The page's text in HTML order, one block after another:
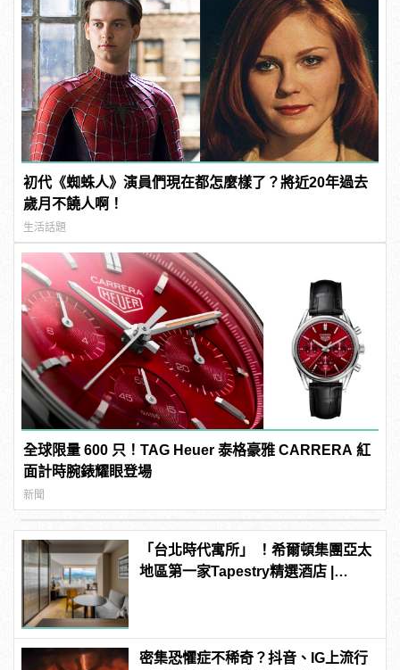
初代《蜘蛛人》演員們現在都怎麼樣了？將近20年過去
歲月不饒人啊！
生活話題
全球限量 600 只！TAG Heuer 泰格豪雅 CARRERA 紅
面計時腕錶耀眼登場
新聞
「台北時代寓所」 ！希爾頓集團亞太
地區第一家Tapestry精選酒店 |
密集恐懼症不稀奇？抖音、IG上流行